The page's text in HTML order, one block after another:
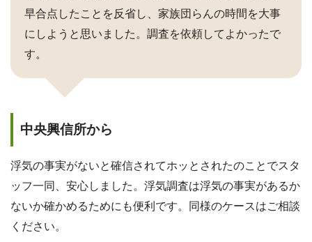
早合点したことを反省し、家族団らんの時間を大事
にしようと思いました。調査を依頼してよかったで
す。
中央興信所から
浮気の事実がないと確信されてホッとされたのことでスタ
ッフ一同、安心しました。浮気調査は浮気の事実があるか
ないか確かめるためにも便利です。同様のケースはご相談
ください。